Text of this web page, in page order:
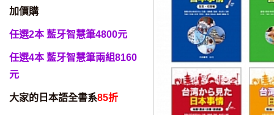
加價購
任選2本 藍牙智慧筆4800元
任選4本 藍牙智慧筆兩組8160
元
大家的日本語全書系85折